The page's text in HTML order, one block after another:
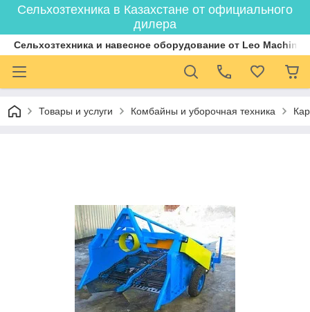
Сельхозтехника в Казахстане от официального
дилера
Cельхозтехника и навесное оборудование от Leo
Товары и услуги Комбайны и уборочная техника